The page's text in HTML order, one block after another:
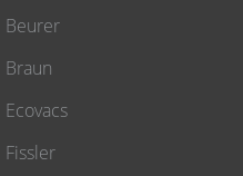
Beurer
Braun
Ecovacs
Fissler